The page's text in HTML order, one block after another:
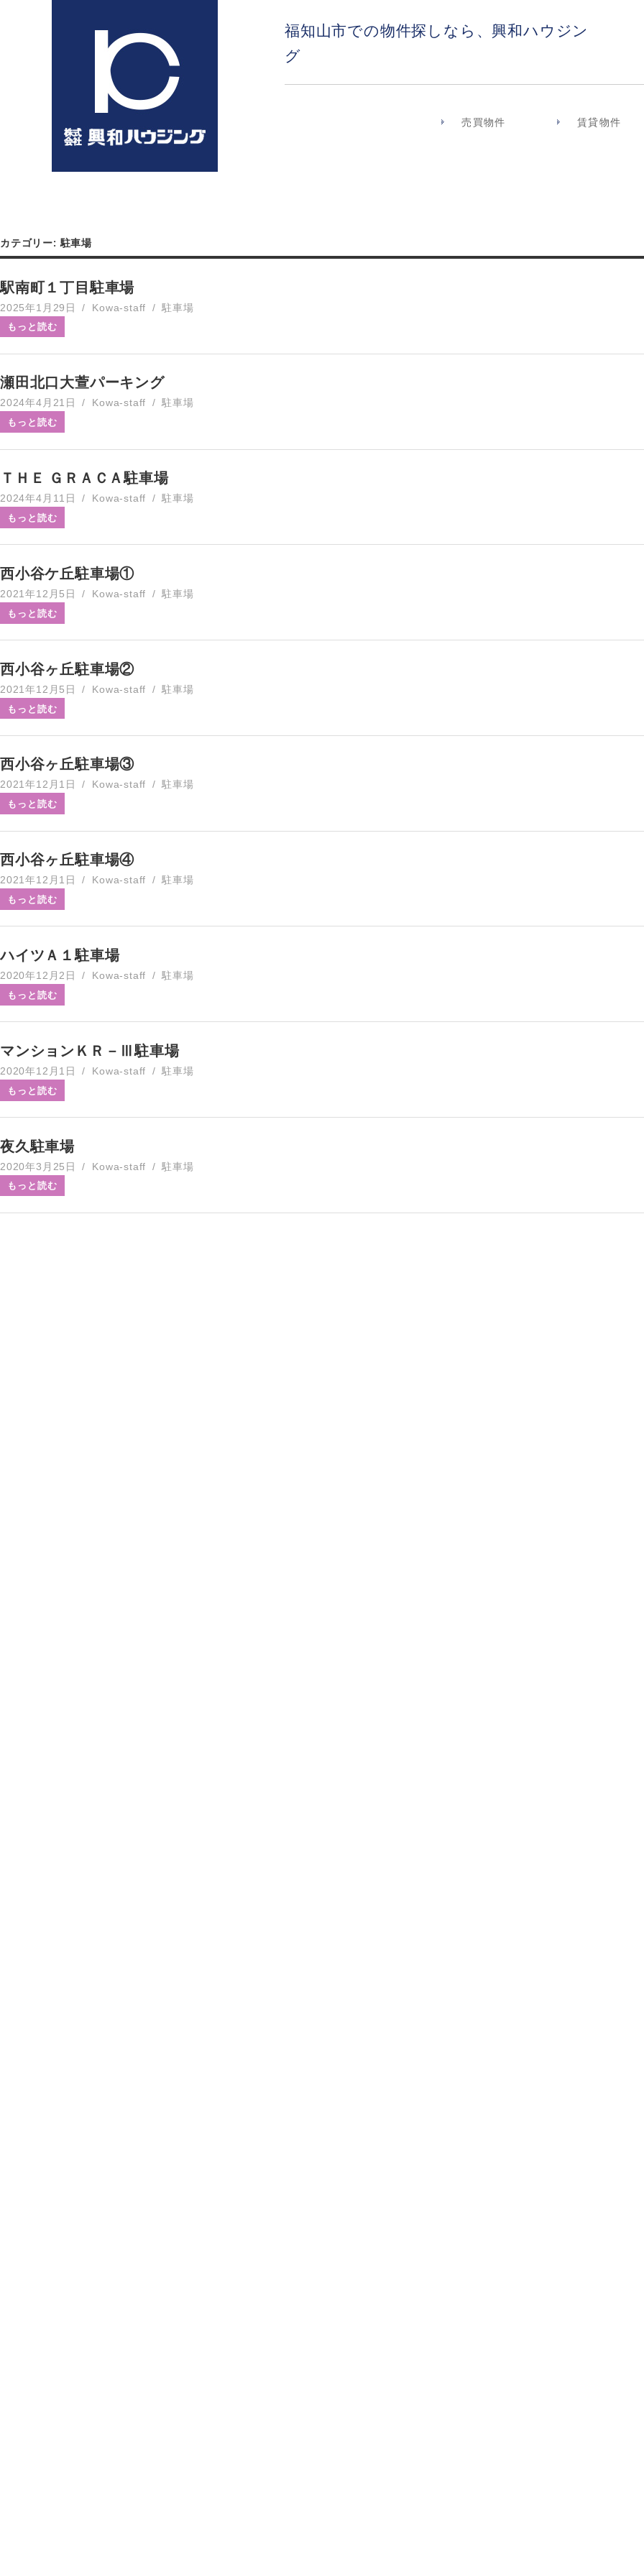
福知山市での物件探しなら、興和ハウジン
グ
売買物件 賃貸物件
カテゴリー:駐車場
駅南町１丁目駐車場
2025年1月29日 Kowa-staff 駐車場
もっと読む
瀬田北口大萱パーキング
2024年4月21日 Kowa-staff 駐車場
もっと読む
ＴＨＥ ＧＲＡＣＡ駐車場
2024年4月11日 Kowa-staff 駐車場
もっと読む
西小谷ケ丘駐車場①
2021年12月5日 Kowa-staff 駐車場
もっと読む
西小谷ヶ丘駐車場②
2021年12月5日 Kowa-staff 駐車場
もっと読む
西小谷ヶ丘駐車場③
2021年12月1日 Kowa-staff 駐車場
もっと読む
西小谷ヶ丘駐車場④
2021年12月1日 Kowa-staff 駐車場
もっと読む
ハイツＡ１駐車場
2020年12月2日 Kowa-staff 駐車場
もっと読む
マンションＫＲ－Ⅲ駐車場
2020年12月1日 Kowa-staff 駐車場
もっと読む
夜久駐車場
2020年3月25日 Kowa-staff 駐車場
もっと読む